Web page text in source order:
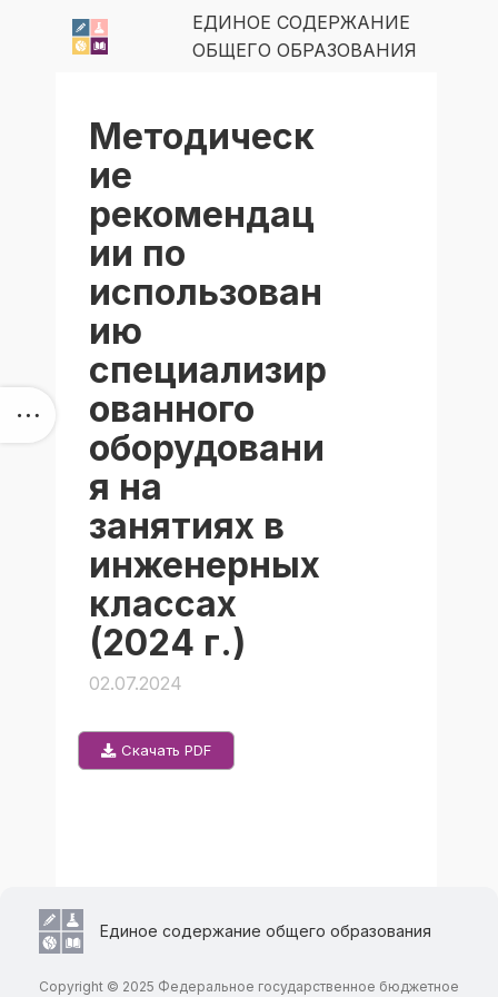
ЕДИНОЕ СОДЕРЖАНИЕ
ОБЩЕГО ОБРАЗОВАНИЯ
Методическ
ие
рекомендац
ии по
использован
ию
специализир
ованного
оборудовани
я на
занятиях в
инженерных
классах
(2024 г.)
02.07.2024
Скачать PDF
Единое содержание общего образования
Copyright © 2025 Федеральное государственное бюджетное